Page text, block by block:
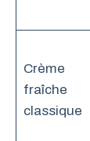
Crème
fraîche
classique